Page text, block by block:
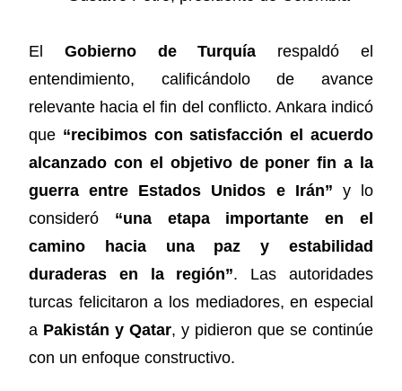
ElGobierno de Turquía respaldó el
entendimiento, calificándolo de avance
relevante hacia el fin del conflicto. Ankara indicó
que “recibimos con satisfacción el acuerdo
alcanzado con el objetivo de poner fin a la
guerra entre Estados Unidos e Irán” y lo
consideró “una etapa importante en el
camino hacia una paz y estabilidad
duraderas en la región”. Las autoridades
turcas felicitaron a los mediadores, en especial
a Pakistán y Qatar, y pidieron que se continúe
con un enfoque constructivo.